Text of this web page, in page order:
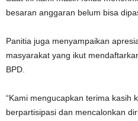
besaran anggaran belum bisa
Panitia juga menyampaikan
masyarakat yang ikut
BPD.
“Kami mengucapkan terima kasih
berpartisipasi dan mencalonkan